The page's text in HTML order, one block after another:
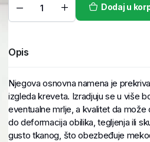
Dodaj u
Opis
Njegova osnovna namena je
izgleda kreveta. Izradjuju se u više
eventualne mrlje, a kvalitet da
do deformacija obilika, tegljenja ili
gusto tkanog, što obezbeđuje